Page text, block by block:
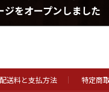
ジをオープンしました
配送料と支払方法 特定商